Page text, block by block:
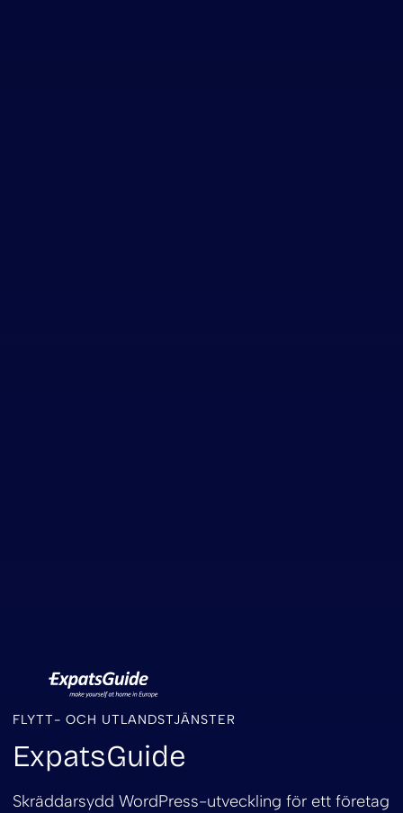
FLYTT- OCH UTLANDSTJÄNSTER
ExpatsGuide
Skräddarsydd WordPress-utveckling för ett företag